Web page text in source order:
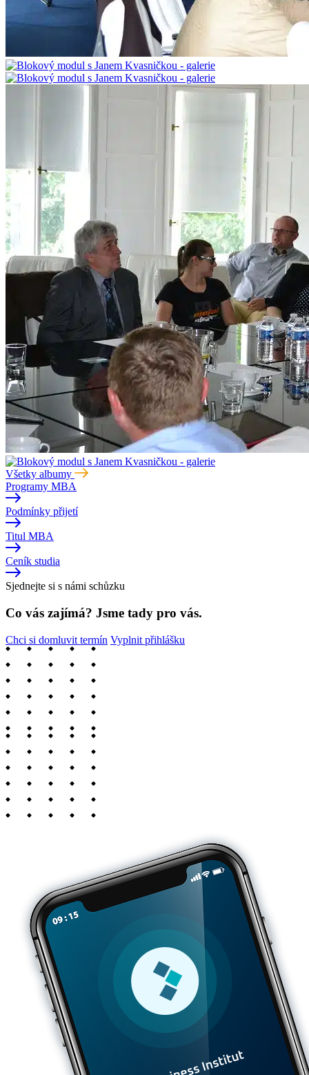
Všetky albumy
Programy MBA
Podmínky přijetí
Titul MBA
Ceník studia
Sjednejte si s námi schůzku
Co vás zajímá? Jsme tady pro vás.
Chci si domluvit termín Vyplnit přihlášku